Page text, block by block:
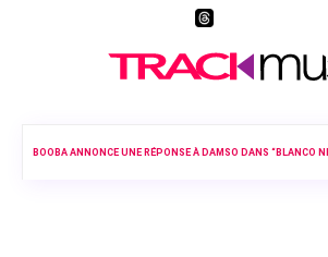
BOOBA ANNONCE UNE RÉPONSE À DAMSO DANS “BLANCO